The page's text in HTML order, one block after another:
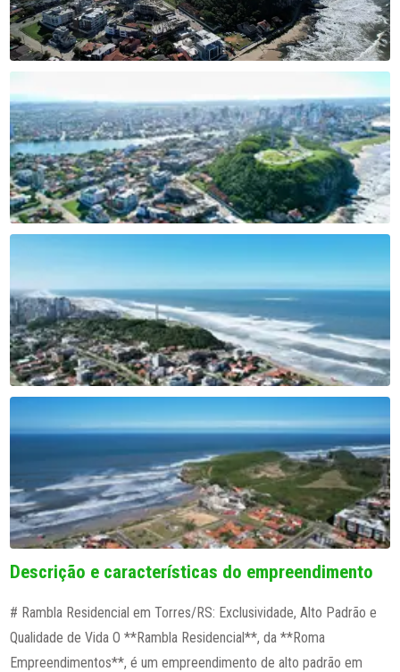
Descrição e características do empreendimento
# Rambla Residencial em Torres/RS: Exclusividade, Alto Padrão e
Qualidade de Vida O **Rambla Residencial**, da **Roma
Empreendimentos**, é um empreendimento de alto padrão em